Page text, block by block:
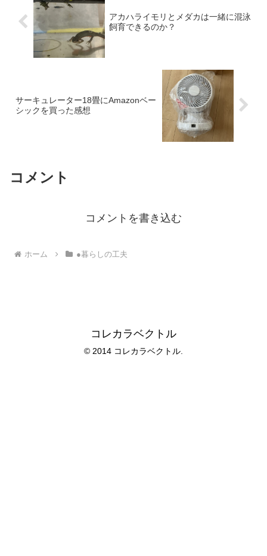
アカハライモリとメダカは一緒に混泳
飼育できるのか？
サーキュレーター18畳にAmazonベー
シックを買った感想
コメント
コメントを書き込む
ホーム ●暮らしの工夫
コレカラベクトル
© 2014 コレカラベクトル.